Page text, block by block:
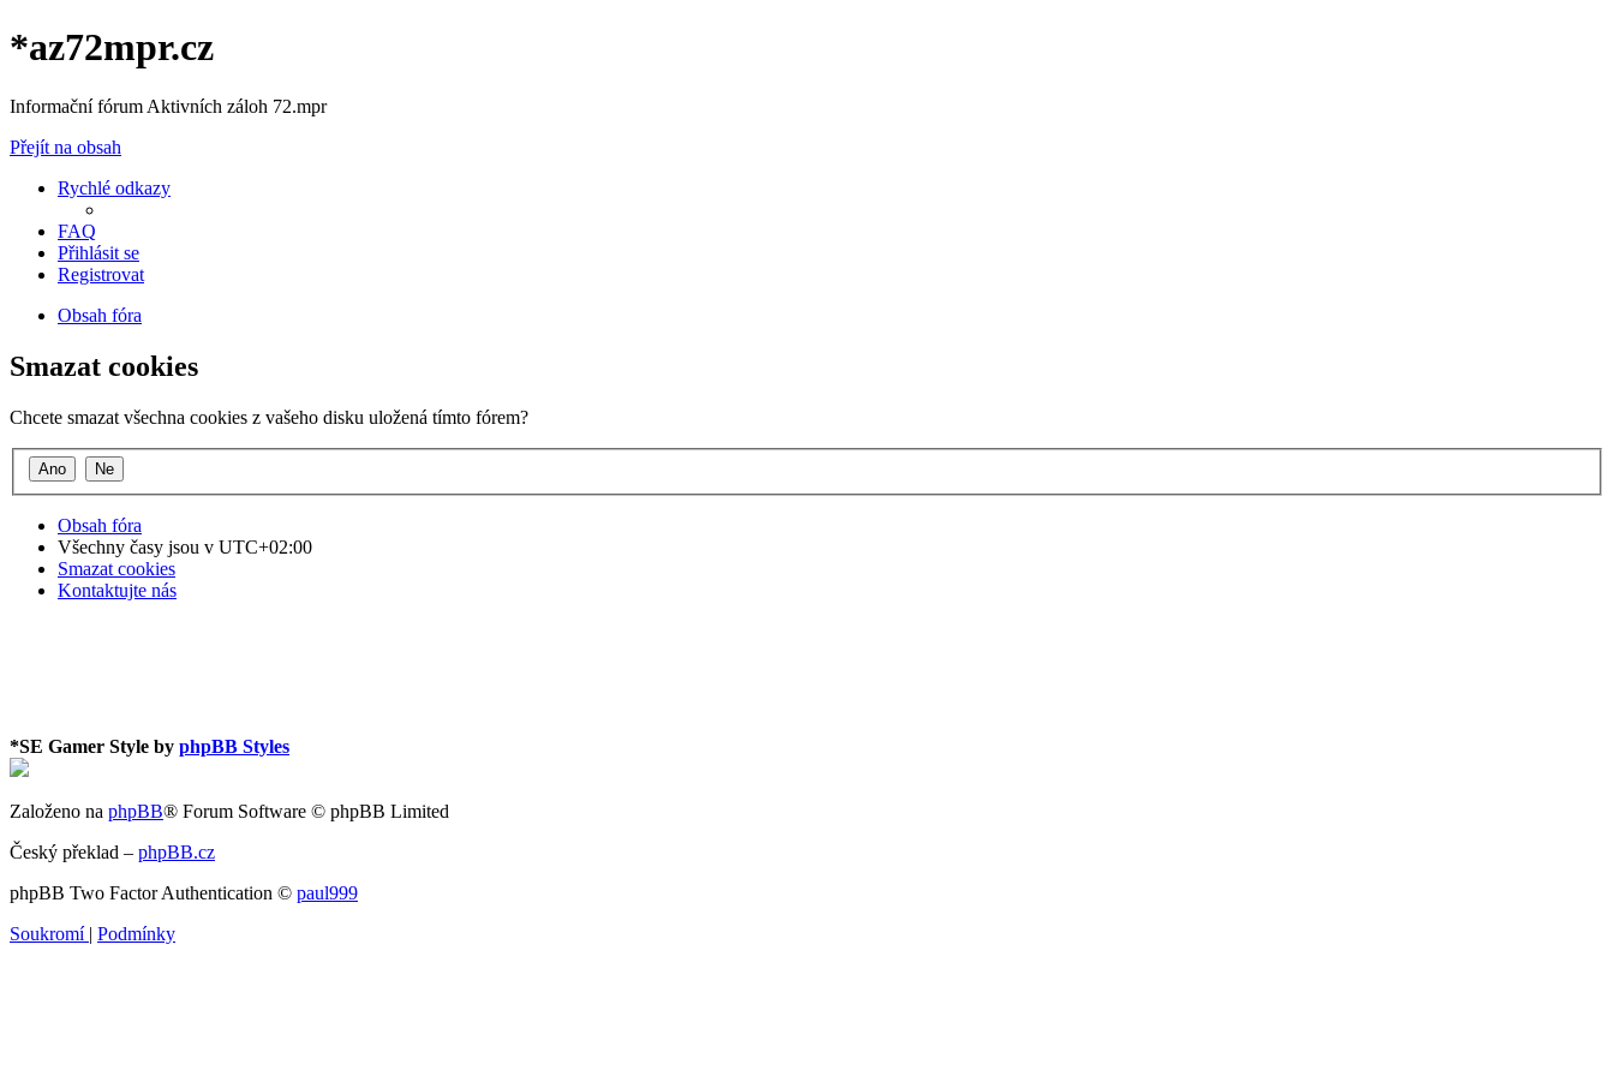
*az72mpr.cz
Informační fórum Aktivních záloh 72.mpr
Přejít na obsah
Rychlé odkazy
FAQ
Přihlásit se
Registrovat
Obsah fóra
Smazat cookies
Chcete smazat všechna cookies z vašeho disku uložená tímto fórem?
Obsah fóra
Všechny časy jsou v UTC+02:00
Smazat cookies
Kontaktujte nás
*SE Gamer Style by phpBB Styles
Založeno na phpBB® Forum Software © phpBB Limited
Český překlad – phpBB.cz
phpBB Two Factor Authentication © paul999
Soukromí | Podmínky